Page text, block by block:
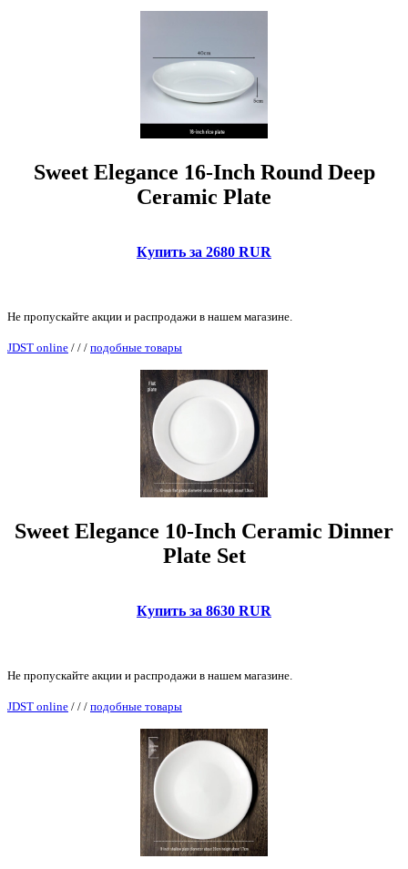
Sweet Elegance 16-Inch Round Deep
Ceramic Plate
Купить за 2680 RUR
Не пропускайте акции и распродажи в нашем магазине.
JDST online / / / подобные товары
Sweet Elegance 10-Inch Ceramic Dinner
Plate Set
Купить за 8630 RUR
Не пропускайте акции и распродажи в нашем магазине.
JDST online / / / подобные товары